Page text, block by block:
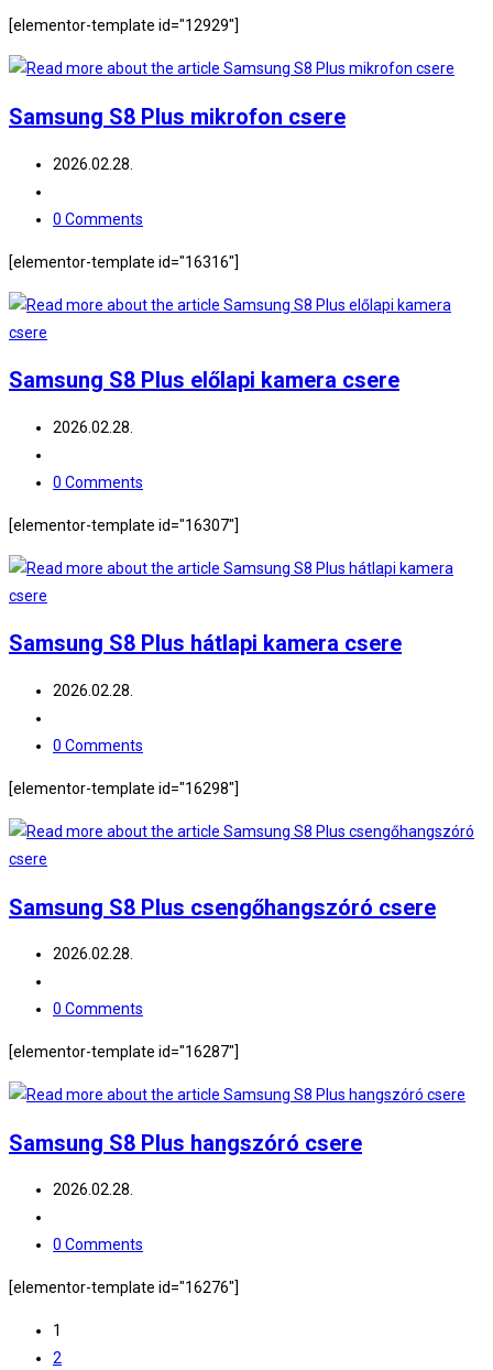
[elementor-template id="12929"]
Samsung S8 Plus mikrofon csere
Post
2026.02.28.
category:
Post
0 Comments
[elementor-template id="16316"]
Samsung S8 Plus előlapi kamera csere
Post
2026.02.28.
category:
Post
0 Comments
[elementor-template id="16307"]
Samsung S8 Plus hátlapi kamera csere
Post
2026.02.28.
category:
Post
0 Comments
[elementor-template id="16298"]
Samsung S8 Plus csengőhangszóró csere
Post
2026.02.28.
category:
Post
0 Comments
[elementor-template id="16287"]
Samsung S8 Plus hangszóró csere
Post
2026.02.28.
category:
Post
0 Comments
[elementor-template id="16276"]
1
2